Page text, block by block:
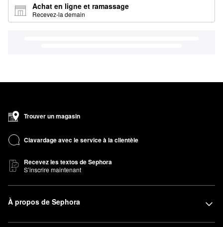
Achat en ligne et ramassage
Recevez-la demain
Trouver un magasin
Clavardage avec le service à la clientèle
Recevez les textos de Sephora
S’inscrire maintenant
À propos de Sephora